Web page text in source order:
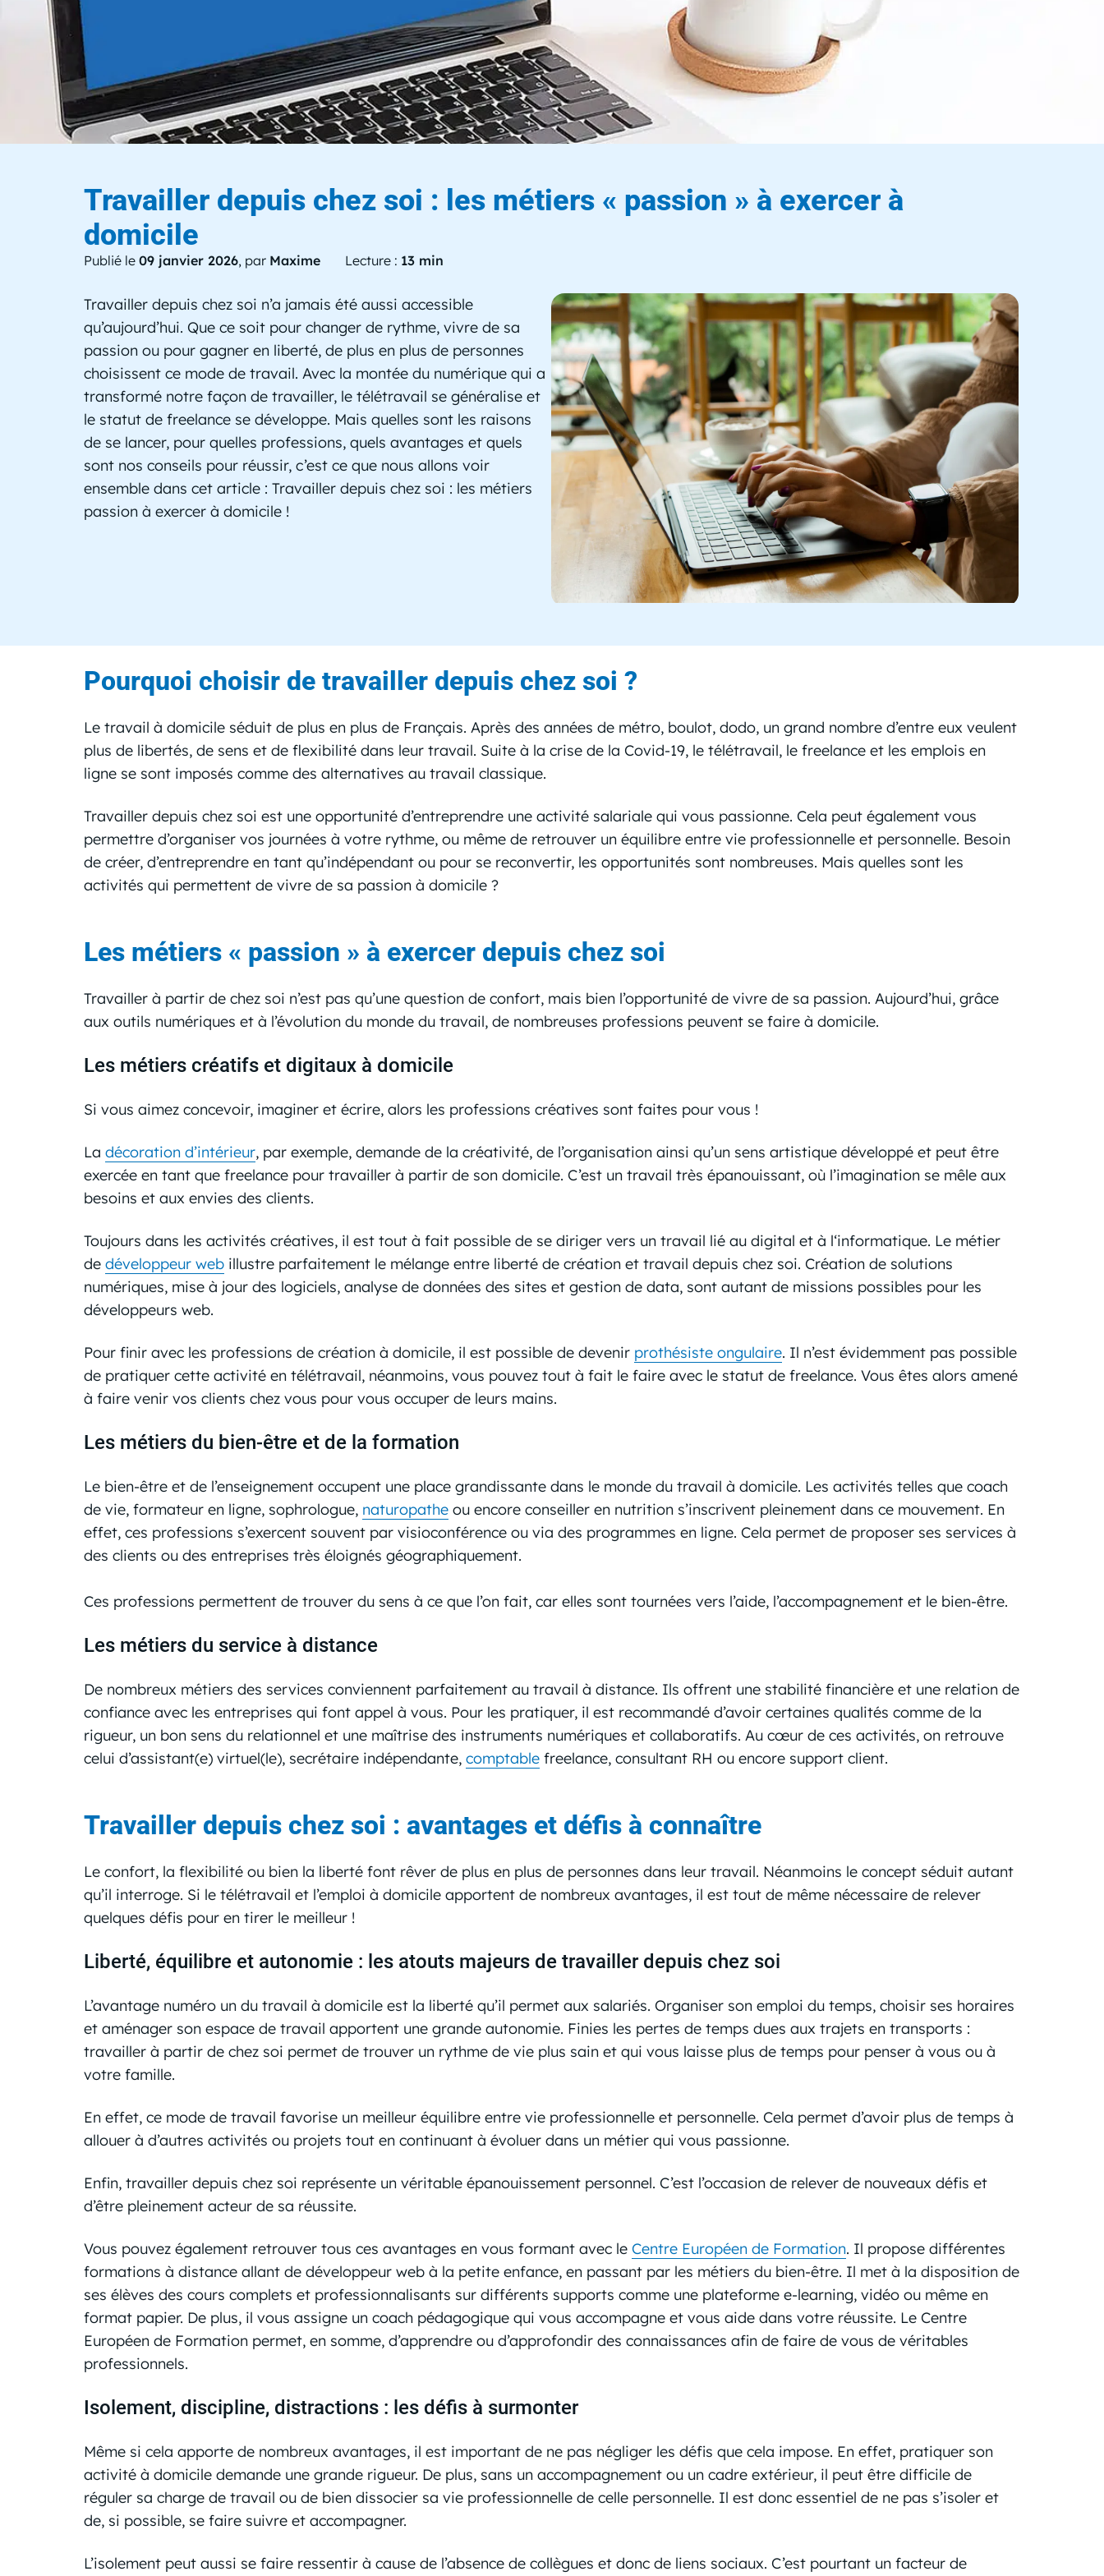
Le blogdu Centre Européen de Formation
Travailler depuis chez soi : les métiers « passion » à exercer à
domicile
Publié le 09 janvier 2026, par Maxime Lecture : 13 min
Travailler depuis chez soi n’a jamais été aussi accessible
qu’aujourd’hui. Que ce soit pour changer de rythme, vivre de sa
passion ou pour gagner en liberté, de plus en plus de personnes
choisissent ce mode de travail. Avec la montée du numérique qui a
transformé notre façon de travailler, le télétravail se généralise et
le statut de freelance se développe. Mais quelles sont les raisons
de se lancer, pour quelles professions, quels avantages et quels
sont nos conseils pour réussir, c’est ce que nous allons voir
ensemble dans cet article : Travailler depuis chez soi : les métiers
passion à exercer à domicile !
Pourquoi choisir de travailler depuis chez soi ?
Le travail à domicile séduit de plus en plus de Français. Après des années de métro, boulot, dodo, un grand nombre d’entre eux veulent
plus de libertés, de sens et de flexibilité dans leur travail. Suite à la crise de la Covid-19, le télétravail, le freelance et les emplois en
ligne se sont imposés comme des alternatives au travail classique.
Travailler depuis chez soi est une opportunité d’entreprendre une activité salariale qui vous passionne. Cela peut également vous
permettre d’organiser vos journées à votre rythme, ou même de retrouver un équilibre entre vie professionnelle et personnelle. Besoin
de créer, d’entreprendre en tant qu’indépendant ou pour se reconvertir, les opportunités sont nombreuses. Mais quelles sont les
activités qui permettent de vivre de sa passion à domicile ?
Les métiers « passion » à exercer depuis chez soi
Travailler à partir de chez soi n’est pas qu’une question de confort, mais bien l’opportunité de vivre de sa passion. Aujourd’hui, grâce
aux outils numériques et à l’évolution du monde du travail, de nombreuses professions peuvent se faire à domicile.
Les métiers créatifs et digitaux à domicile
Si vous aimez concevoir, imaginer et écrire, alors les professions créatives sont faites pour vous !
La décoration d’intérieur, par exemple, demande de la créativité, de l’organisation ainsi qu’un sens artistique développé et peut être
exercée en tant que freelance pour travailler à partir de son domicile. C’est un travail très épanouissant, où l’imagination se mêle aux
besoins et aux envies des clients.
Toujours dans les activités créatives, il est tout à fait possible de se diriger vers un travail lié au digital et à l‘informatique. Le métier
de développeur web illustre parfaitement le mélange entre liberté de création et travail depuis chez soi. Création de solutions
numériques, mise à jour des logiciels, analyse de données des sites et gestion de data, sont autant de missions possibles pour les
développeurs web.
Pour finir avec les professions de création à domicile, il est possible de devenir prothésiste ongulaire. Il n’est évidemment pas possible
de pratiquer cette activité en télétravail, néanmoins, vous pouvez tout à fait le faire avec le statut de freelance. Vous êtes alors amené
à faire venir vos clients chez vous pour vous occuper de leurs mains.
Les métiers du bien-être et de la formation
Le bien-être et de l’enseignement occupent une place grandissante dans le monde du travail à domicile. Les activités telles que coach
de vie, formateur en ligne, sophrologue, naturopathe ou encore conseiller en nutrition s’inscrivent pleinement dans ce mouvement. En
effet, ces professions s’exercent souvent par visioconférence ou via des programmes en ligne. Cela permet de proposer ses services à
des clients ou des entreprises très éloignés géographiquement.
Ces professions permettent de trouver du sens à ce que l’on fait, car elles sont tournées vers l’aide, l’accompagnement et le bien-être.
Les métiers du service à distance
De nombreux métiers des services conviennent parfaitement au travail à distance. Ils offrent une stabilité financière et une relation de
confiance avec les entreprises qui font appel à vous. Pour les pratiquer, il est recommandé d’avoir certaines qualités comme de la
rigueur, un bon sens du relationnel et une maîtrise des instruments numériques et collaboratifs. Au cœur de ces activités, on retrouve
celui d’assistant(e) virtuel(le), secrétaire indépendante, comptable freelance, consultant RH ou encore support client.
Travailler depuis chez soi : avantages et défis à connaître
Le confort, la flexibilité ou bien la liberté font rêver de plus en plus de personnes dans leur travail. Néanmoins le concept séduit autant
qu’il interroge. Si le télétravail et l’emploi à domicile apportent de nombreux avantages, il est tout de même nécessaire de relever
quelques défis pour en tirer le meilleur !
Liberté, équilibre et autonomie : les atouts majeurs de travailler depuis chez soi
L’avantage numéro un du travail à domicile est la liberté qu’il permet aux salariés. Organiser son emploi du temps, choisir ses horaires
et aménager son espace de travail apportent une grande autonomie. Finies les pertes de temps dues aux trajets en transports :
travailler à partir de chez soi permet de trouver un rythme de vie plus sain et qui vous laisse plus de temps pour penser à vous ou à
votre famille.
En effet, ce mode de travail favorise un meilleur équilibre entre vie professionnelle et personnelle. Cela permet d’avoir plus de temps à
allouer à d’autres activités ou projets tout en continuant à évoluer dans un métier qui vous passionne.
Enfin, travailler depuis chez soi représente un véritable épanouissement personnel. C’est l’occasion de relever de nouveaux défis et
d’être pleinement acteur de sa réussite.
Vous pouvez également retrouver tous ces avantages en vous formant avec le Centre Européen de Formation. Il propose différentes
formations à distance allant de développeur web à la petite enfance, en passant par les métiers du bien-être. Il met à la disposition de
ses élèves des cours complets et professionnalisants sur différents supports comme une plateforme e-learning, vidéo ou même en
format papier. De plus, il vous assigne un coach pédagogique qui vous accompagne et vous aide dans votre réussite. Le Centre
Européen de Formation permet, en somme, d’apprendre ou d’approfondir des connaissances afin de faire de vous de véritables
professionnels.
Isolement, discipline, distractions : les défis à surmonter
Même si cela apporte de nombreux avantages, il est important de ne pas négliger les défis que cela impose. En effet, pratiquer son
activité à domicile demande une grande rigueur. De plus, sans un accompagnement ou un cadre extérieur, il peut être difficile de
réguler sa charge de travail ou de bien dissocier sa vie professionnelle de celle personnelle. Il est donc essentiel de ne pas s’isoler et
de, si possible, se faire suivre et accompagner.
L’isolement peut aussi se faire ressentir à cause de l’absence de collègues et donc de liens sociaux. C’est pourtant un facteur de